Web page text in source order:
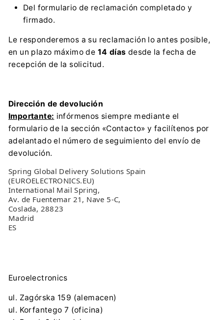
Del formulario de reclamación completado y
firmado.
Le responderemos a su reclamación lo antes posible,
en un plazo máximo de 14 días desde la fecha de
recepción de la solicitud.
Dirección de devolución
Importante: infórmenos siempre mediante el
formulario de la sección «Contacto» y facilítenos por
adelantado el número de seguimiento del envío de
devolución.
Spring Global Delivery Solutions Spain
(EUROELECTRONICS.EU)
International Mail Spring,
Av. de Fuentemar 21, Nave 5-C,
Coslada, 28823
Madrid
ES
Euroelectronics
ul. Zagórska 159 (alemacen)
ul. Korfantego 7 (oficina)